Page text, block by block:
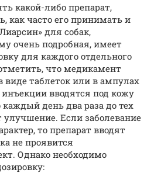
какой-либо препарат,
как часто его принимать и
для собак,
очень подробная, имеет
для каждого отдельного
что медикамент
таблеток или в ампулах
вводятся под кожу
день два раза до тех
улучшение. Если заболевание
то препарат вводят
не проявится
Однако необходимо